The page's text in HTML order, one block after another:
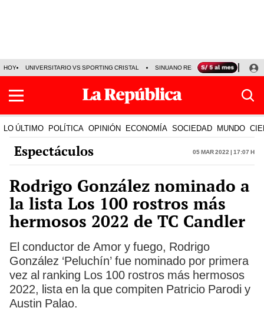
HOY UNIVERSITARIO VS SPORTING CRISTAL SINUANO RESULTADOS HOY
LO ÚLTIMO POLÍTICA OPINIÓN ECONOMÍA SOCIEDAD MUNDO
Espectáculos 05 Mar 2022 | 17:07 h
Rodrigo González nominado a
la lista Los 100 rostros más
hermosos 2022 de TC Candler
El conductor de Amor y fuego, Rodrigo
González ‘Peluchín’ fue nominado por primera
vez al ranking Los 100 rostros más hermosos
2022, lista en la que compiten Patricio Parodi y
Austin Palao.